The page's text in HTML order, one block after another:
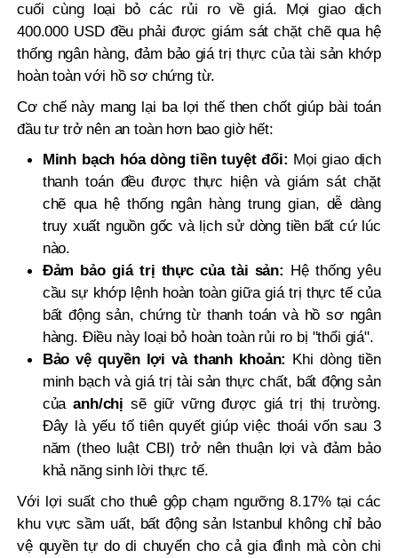
cuối cùng loại bỏ các rủi ro về giá. Mọi giao dịch
400.000 USD đều phải được giám sát chặt chẽ qua hệ
thống ngân hàng, đảm bảo giá trị thực của tài sản khớp
hoàn toàn với hồ sơ chứng từ.
Cơ chế này mang lại ba lợi thế then chốt giúp bài toán
đầu tư trở nên an toàn hơn bao giờ hết:
Minh bạch hóa dòng tiền tuyệt đối: Mọi giao dịch
thanh toán đều được thực hiện và giám sát chặt
chẽ qua hệ thống ngân hàng trung gian, dễ dàng
truy xuất nguồn gốc và lịch sử dòng tiền bất cứ lúc
nào.
Đảm bảo giá trị thực của tài sản:
Hệ thống yêu
cầu sự khớp lệnh hoàn toàn giữa giá trị thực tế của
bất động sản, chứng từ thanh toán và hồ sơ ngân
hàng. Điều này loại bỏ hoàn toàn rủi ro bị "thổi giá".
Bảo vệ quyền lợi và thanh khoản:
Khi dòng tiền
minh bạch và giá trị tài sản thực chất, bất động sản
củaanh/chịsẽ giữ vững được giá trị thị trường.
Đây là yếu tố tiên quyết giúp việc thoái vốn sau 3
năm (theo luật CBI) trở nên thuận lợi và đảm bảo
khả năng sinh lời thực tế.
Với lợi suất cho thuê gộp chạm ngưỡng 8.17% tại các
khu vực sầm uất, bất động sản Istanbul không chỉ bảo
vệ quyền tự do di chuyển cho cả gia đình mà còn chi